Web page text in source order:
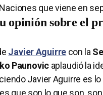
que viene en
opinión sobre el
Javier Aguirre con la
Paunovic aplaudió la
Javier Aguirre es
que son lo que son,